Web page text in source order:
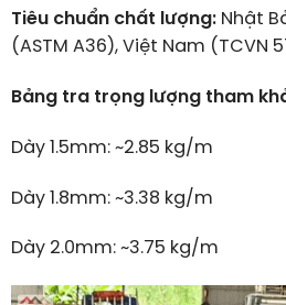
Tiêu chuẩn chất lượng:Nhật
(ASTM A36), Việt Nam (TCVN
Bảng tra trọng lượng tham
Dày 1.5mm: ~2.85 kg/m
Dày 1.8mm: ~3.38 kg/m
Dày 2.0mm: ~3.75 kg/m